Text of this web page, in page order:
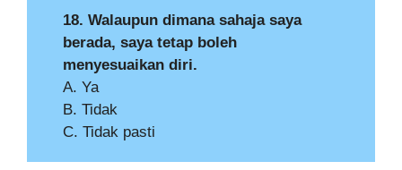
18. Walaupun dimana sahaja saya
berada, saya tetap boleh
menyesuaikan diri.
A. Ya
B. Tidak
C. Tidak pasti